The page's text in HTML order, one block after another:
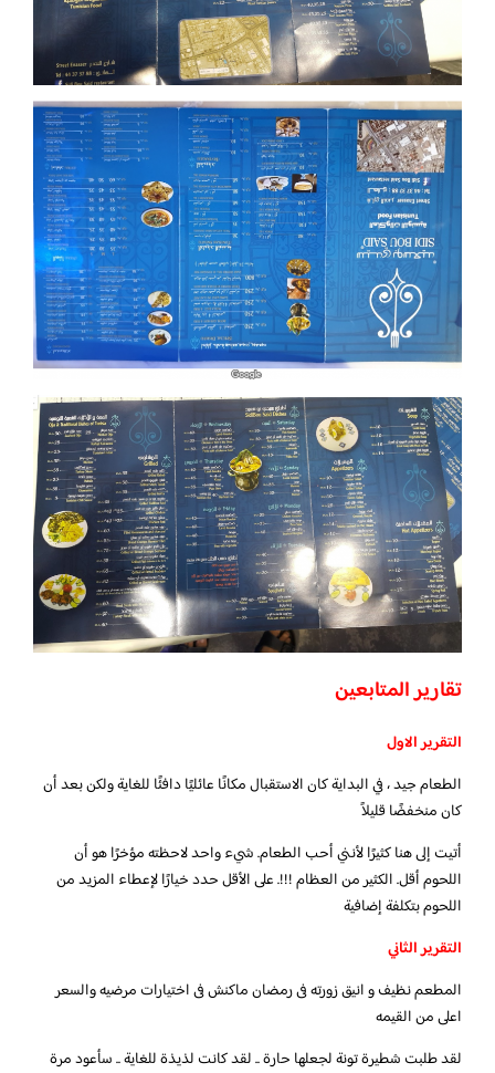
تقارير المتابعين
التقرير الاول
الطعام جيد ، في البداية كان الاستقبال مكانًا عائليًا دافئًا للغاية ولكن بعد أن
كان منخفضًا قليلاً
أتيت إلى هنا كثيرًا لأنني أحب الطعام. شيء واحد لاحظته مؤخرًا هو أن
اللحوم أقل. الكثير من العظام !!!. على الأقل حدد خيارًا لإعطاء المزيد من
اللحوم بتكلفة إضافية
التقرير الثاني
المطعم نظيف و انيق زورته فى رمضان ماكنش فى اختيارات مرضيه والسعر
اعلى من القيمه
لقد طلبت شطيرة تونة لجعلها حارة .. لقد كانت لذيذة للغاية .. سأعود مرة